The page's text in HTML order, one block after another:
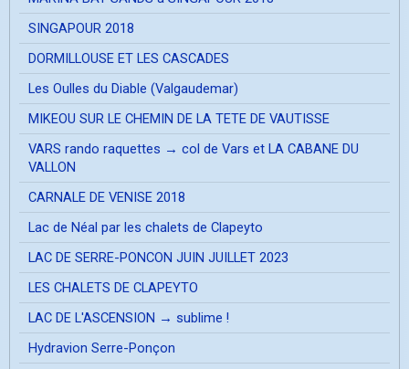
SINGAPOUR 2018
DORMILLOUSE ET LES CASCADES
Les Oulles du Diable (Valgaudemar)
MIKEOU SUR LE CHEMIN DE LA TETE DE VAUTISSE
VARS rando raquettes → col de Vars et LA CABANE DU
VALLON
CARNALE DE VENISE 2018
Lac de Néal par les chalets de Clapeyto
LAC DE SERRE-PONCON JUIN JUILLET 2023
LES CHALETS DE CLAPEYTO
LAC DE L'ASCENSION → sublime !
Hydravion Serre-Ponçon